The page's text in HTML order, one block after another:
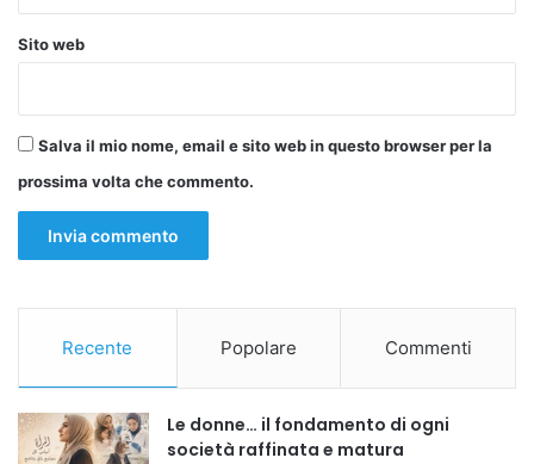
Sito web
Salva il mio nome, email e sito web in questo browser per la
prossima volta che commento.
Recente Popolare Commenti
Le donne… il fondamento di ogni
società raffinata e matura